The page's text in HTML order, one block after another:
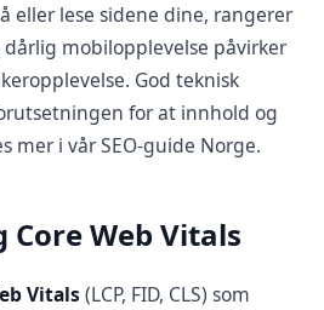
eller lese sidene dine, rangerer
dårlig mobilopplevelse påvirker
God teknisk
for at innhold og
mer i vårSEO-guide Norge.
Core Web Vitals
Vitals(LCP, FID, CLS) som